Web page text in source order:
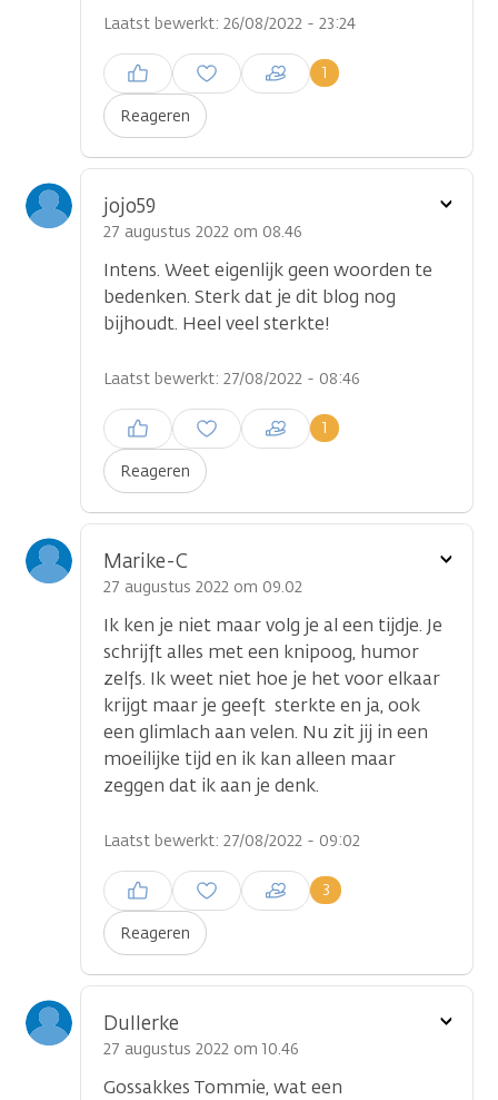
Laatst bewerkt: 26/08/2022 - 23:24
Reageren
1
Inloggen om een reactie te
plaatsen
jojo59
27 augustus 2022 om 08.46
Intens. Weet eigenlijk geen woorden te
bedenken. Sterk dat je dit blog nog
bijhoudt. Heel veel sterkte!
Laatst bewerkt: 27/08/2022 - 08:46
Reageren
1
Inloggen om een reactie te
plaatsen
Toon
Marike-C
27 augustus 2022 om 09.02
Ik ken je niet maar volg je al een tijdje. Je
schrijft alles met een knipoog, humor
zelfs. Ik weet niet hoe je het voor elkaar
krijgt maar je geeft sterkte en ja, ook
een glimlach aan velen. Nu zit jij in een
moeilijke tijd en ik kan alleen maar
zeggen dat ik aan je denk.
Laatst bewerkt: 27/08/2022 - 09:02
Reageren
3
Inloggen om een reactie te
plaatsen
Toon
Dullerke
27 augustus 2022 om 10.46
Gossakkes Tommie, wat een
Toon